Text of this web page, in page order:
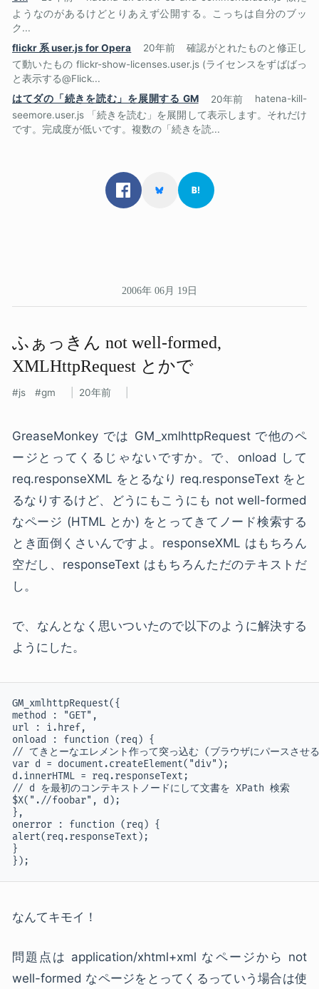
ようなのがあるけどとりあえず公開する。こっちは自分のブッ
ク...
flickr 系 user.js for Opera
20年前
確認がとれたものと修正し
て動いたもの flickr-show-licenses.user.js (ライセンスをずばばっ
と表示する@Flick...
はてダの「続きを読む」を展開する GM
20年前
hatena-kill-
seemore.user.js 「続きを読む」を展開して表示します。それだけ
です。完成度が低いです。複数の「続きを読...
2006年 06月 19日
ふぁっきん not well-formed,
XMLHttpRequest とかで
js gm 20年前
GreaseMonkey では GM_xmlhttpRequest で他のペ
ージとってくるじゃないですか。で、onload して
req.responseXML をとるなり req.responseText をと
るなりするけど、どうにもこうにも not well-formed
なページ (HTML とか) をとってきてノード検索する
とき面倒くさいんですよ。responseXML はもちろん
空だし、responseText はもちろんただのテキストだ
し。
で、なんとなく思いついたので以下のように解決する
ようにした。
GM_xmlhttpRequest({
method : "GET",
url : i.href,
onload : function (req) {
// てきとーなエレメント作って突っ込む (ブラウザにパースさせ
var d = document.createElement("div");
d.innerHTML = req.responseText;
// d を最初のコンテキストノードにして文書を XPath 検索
$X(".//foobar", d);
},
onerror : function (req) {
alert(req.responseText);
}
なんてキモイ！
問題点は application/xhtml+xml なページから not
well-formed なページをとってくるっていう場合は使